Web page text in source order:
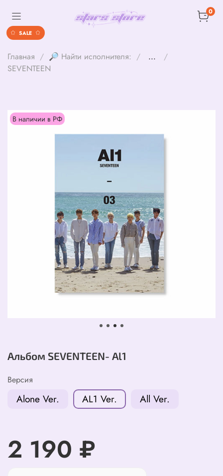
0
Главная 🔎 Найти исполнителя:
...
SEVENTEEN
В наличии в РФ
Альбом SEVENTEEN- Al1
Версия
Alone Ver. AL1 Ver. All Ver.
2 190 ₽